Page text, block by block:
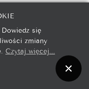
się
zmiany
Czytaj więcej...